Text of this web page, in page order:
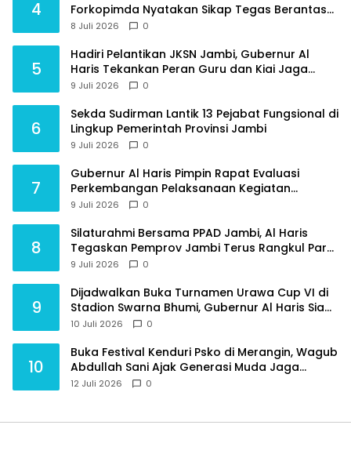
4
Forkopimda Nyatakan Sikap Tegas Berantas
Geng Motor
8 Juli 2026 0
5
Hadiri Pelantikan JKSN Jambi, Gubernur Al
Haris Tekankan Peran Guru dan Kiai Jaga
Moral Generasi Bangsa
9 Juli 2026 0
6
Sekda Sudirman Lantik 13 Pejabat Fungsional di
Lingkup Pemerintah Provinsi Jambi
9 Juli 2026 0
7
Gubernur Al Haris Pimpin Rapat Evaluasi
Perkembangan Pelaksanaan Kegiatan
Pembangunan Triwulan II TA 2026
9 Juli 2026 0
8
Silaturahmi Bersama PPAD Jambi, Al Haris
Tegaskan Pemprov Jambi Terus Rangkul Para
Purnawirawan
9 Juli 2026 0
9
Dijadwalkan Buka Turnamen Urawa Cup VI di
Stadion Swarna Bhumi, Gubernur Al Haris Siap
Berlaga Lawan Tim Urawa
10 Juli 2026 0
10
Buka Festival Kenduri Psko di Merangin, Wagub
Abdullah Sani Ajak Generasi Muda Jaga
Budaya dan Jauhi Narkoba
12 Juli 2026 0